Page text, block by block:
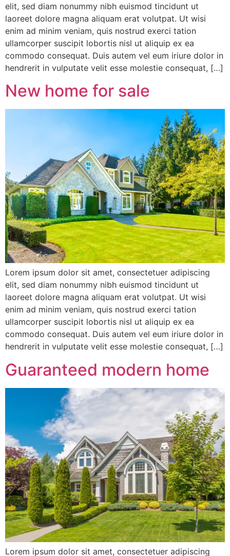
elit, sed diam nonummy nibh euismod tincidunt ut
laoreet dolore magna aliquam erat volutpat. Ut wisi
enim ad minim veniam, quis nostrud exerci tation
ullamcorper suscipit lobortis nisl ut aliquip ex ea
commodo consequat. Duis autem vel eum iriure dolor in
hendrerit in vulputate velit esse molestie consequat, […]
New home for sale
Lorem ipsum dolor sit amet, consectetuer adipiscing
elit, sed diam nonummy nibh euismod tincidunt ut
laoreet dolore magna aliquam erat volutpat. Ut wisi
enim ad minim veniam, quis nostrud exerci tation
ullamcorper suscipit lobortis nisl ut aliquip ex ea
commodo consequat. Duis autem vel eum iriure dolor in
hendrerit in vulputate velit esse molestie consequat, […]
Guaranteed modern home
Lorem ipsum dolor sit amet, consectetuer adipiscing